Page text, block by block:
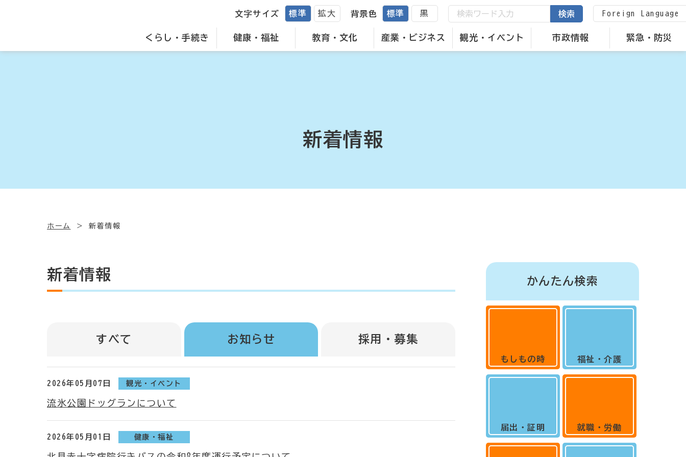
くらし・手続き 健康・福祉 教育・文化 産業・ビジネス 観光・イベント 市政情報 緊急・防災
文字サイズ 標準 拡大 背景色 標準 黒 検索 Foreign Language
新着情報
ホーム 新着情報
新着情報
すべて お知らせ 採用・募集
2026年05月07日 観光・イベント
流氷公園ドッグランについて
2026年05月01日 健康・福祉
かんたん検索
もしもの時
届出・証明
福祉・介護
就職・労働